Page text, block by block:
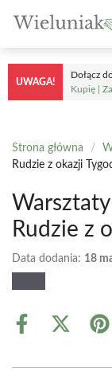
treści
UWAGA!
Dołącz
Kupię |
Strona główna /
Rudzie z okazji
Rudzie z
Data dodania: 18
Share
Share
(Twitter)